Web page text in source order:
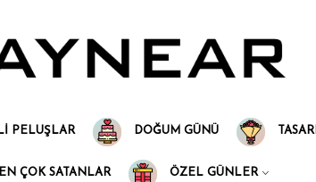
PELUŞLAR DOĞUM GÜNÜ
EN ÇOK SATANLAR ÖZEL GÜNLER